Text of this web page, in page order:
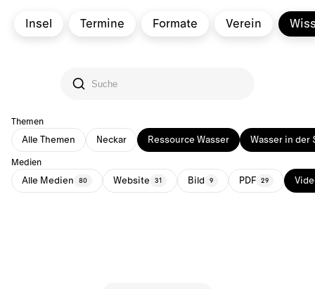
Insel Termine Formate Verein
Themen
Alle Themen Neckar Ressource Wasser Wasser in der
Medien
Alle Medien 80 Website 31 Bild 9 PDF 29